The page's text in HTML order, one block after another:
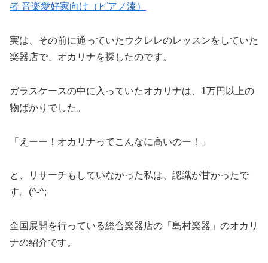
者 音楽愛好家向け（ピアノ漆）
実は、その前に通っていたウクレレのレッスンをしていた
楽器店で、オカリナを探したのです。
ガラスケースの中に入っていたオカリナは、1万円以上の
物ばかりでした。
「えーー！オカリナってこんなに高いのー！」
と、リサーチもしていなかった私は、認識が甘かったで
す。(^-^;
全国展開を行っている総合楽器店の「島村楽器」のオカリ
ナの紹介です。